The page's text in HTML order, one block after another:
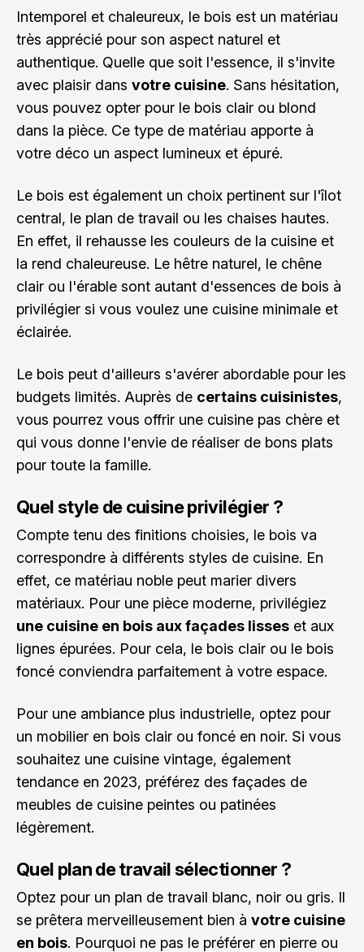
Intemporel et chaleureux, le bois est un matériau
très apprécié pour son aspect naturel et
authentique. Quelle que soit l'essence, il s'invite
avec plaisir dans votre cuisine. Sans hésitation,
vous pouvez opter pour le bois clair ou blond
dans la pièce. Ce type de matériau apporte à
votre déco un aspect lumineux et épuré.
Le bois est également un choix pertinent sur l'îlot
central, le plan de travail ou les chaises hautes.
En effet, il rehausse les couleurs de la cuisine et
la rend chaleureuse. Le hêtre naturel, le chêne
clair ou l'érable sont autant d'essences de bois à
privilégier si vous voulez une cuisine minimale et
éclairée.
Le bois peut d'ailleurs s'avérer abordable pour les
budgets limités. Auprès de certains cuisinistes,
vous pourrez vous offrir une cuisine pas chère et
qui vous donne l'envie de réaliser de bons plats
pour toute la famille.
Quel style de cuisine privilégier ?
Compte tenu des finitions choisies, le bois va
correspondre à différents styles de cuisine. En
effet, ce matériau noble peut marier divers
matériaux. Pour une pièce moderne, privilégiez
une cuisine en bois aux façades lisses et aux
lignes épurées. Pour cela, le bois clair ou le bois
foncé conviendra parfaitement à votre espace.
Pour une ambiance plus industrielle, optez pour
un mobilier en bois clair ou foncé en noir. Si vous
souhaitez une cuisine vintage, également
tendance en 2023, préférez des façades de
meubles de cuisine peintes ou patinées
légèrement.
Quel plan de travail sélectionner ?
Optez pour un plan de travail blanc, noir ou gris. Il
se prêtera merveilleusement bien à votre cuisine
en bois. Pourquoi ne pas le préférer en pierre ou